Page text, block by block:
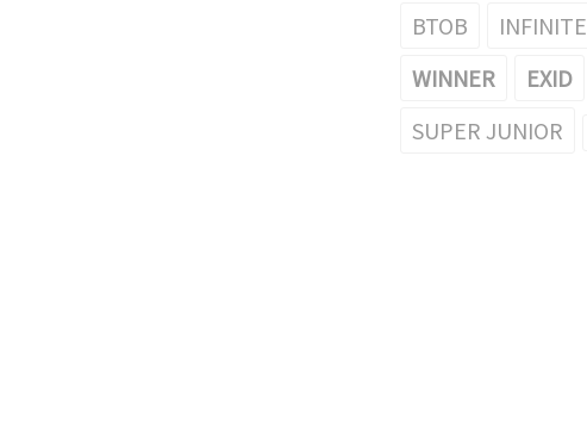
BTOB INFINITE
WINNER
EXID
SUPER JUNIOR